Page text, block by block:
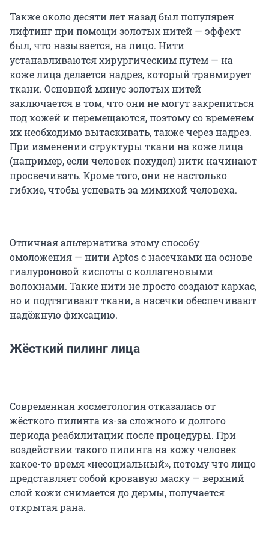
Также около десяти лет назад был популярен
лифтинг при помощи золотых нитей — эффект
был, что называется, на лицо. Нити
устанавливаются хирургическим путем — на
коже лица делается надрез, который травмирует
ткани. Основной минус золотых нитей
заключается в том, что они не могут закрепиться
под кожей и перемещаются, поэтому со временем
их необходимо вытаскивать, также через надрез.
При изменении структуры ткани на коже лица
(например, если человек похудел) нити начинают
просвечивать. Кроме того, они не настолько
гибкие, чтобы успевать за мимикой человека.
Отличная альтернатива этому способу
омоложения — нити Aptos с насечками на основе
гиалуроновой кислоты с коллагеновыми
волокнами. Такие нити не просто создают каркас,
но и подтягивают ткани, а насечки обеспечивают
надёжную фиксацию.
Жёсткий пилинг лица
Современная косметология отказалась от
жёсткого пилинга из-за сложного и долгого
периода реабилитации после процедуры. При
воздействии такого пилинга на кожу человек
какое-то время «несоциальный», потому что лицо
представляет собой кровавую маску — верхний
слой кожи снимается до дермы, получается
открытая рана.